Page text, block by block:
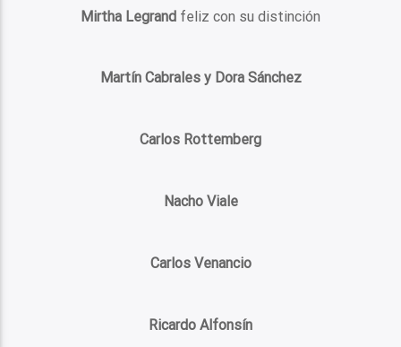
Mirtha Legrand feliz con su distinción
Martín Cabrales y Dora Sánchez
Carlos Rottemberg
Nacho Viale
Carlos Venancio
Ricardo Alfonsín